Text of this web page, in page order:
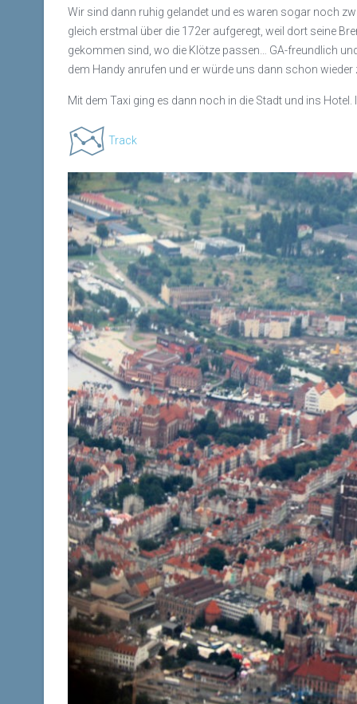
Wir sind dann ruhig gelandet und es waren sogar noch
gleich erstmal über die 172er aufgeregt, weil dort seine
gekommen sind, wo die Klötze passen… GA-freundlich
dem Handy anrufen und er würde uns dann schon
Mit dem Taxi ging es dann noch in die Stadt und ins
Track